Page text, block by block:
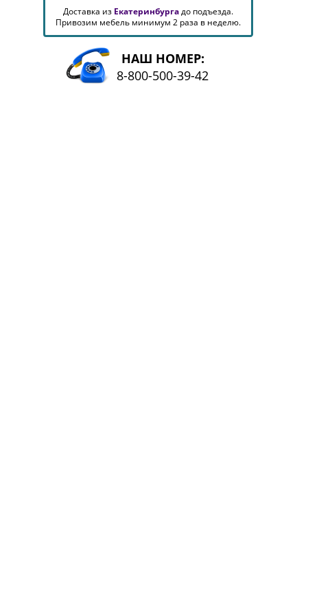
Доставка из Екатеринбургадо подъезда.
Привозим мебель минимум 2 раза в неделю.
НАШ НОМЕР:
8-800-500-39-42